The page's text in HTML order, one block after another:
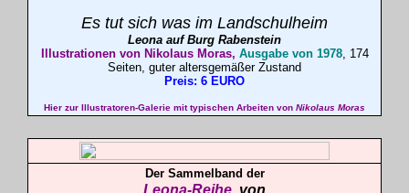
Es tut sich was im Landschulheim
Leona auf Burg Rabenstein
Illustrationen von Nikolaus Moras, Ausgabe von 1978, 174
Seiten, guter altersgemäßer Zustand
Preis: 6 EURO
Hier zur Illustratoren-Galerie mit typischen Arbeiten von Nikolaus Moras
Der Sammelband der
Leona-Reihe von